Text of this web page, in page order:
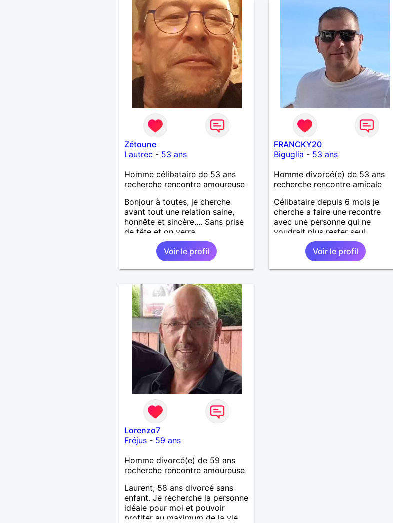
tendresse et pourquoi pas par la
suite d'amour. Déjà dans un
premier temps, se connaître,
puis s'apprécier et ensuite
l'avenir nous le dira N'ayez pas
peur du niveau d'étude, je ne me
prends pas la tête sur ce niveau.
Mon meilleurs diplôme étant le
CEP certificat d'étude primaire.
Avec ce diplôme on sait que je
sais lire, écrire et compter. En
raison de mes principes je ne
corresponds pas avec les
demoiselles approchant les
moins de 60 ans
Zétoune
Lautrec - 53 ans
Homme célibataire de 53 ans
recherche rencontre amoureuse
Bonjour à toutes, je cherche
avant tout une relation saine,
honnête et sincère.... Sans prise
de tête et on verra
Voir le profil
FRANCKY20
Biguglia - 53 ans
Homme divorcé(e) de 53 ans
recherche rencontre amicale
Célibataire depuis 6 mois je
cherche a faire une recontre
avec une personne qui ne
voudrait plus rester seul ,
comme moi .
Voir le profil
Lorenzo7
Fréjus- 59 ans
Homme divorcé(e) de 59 ans
recherche rencontre amoureuse
Laurent, 58 ans divorcé sans
enfant. Je recherche la personne
idéale pour moi et pouvoir
profiter au maximum de la vie